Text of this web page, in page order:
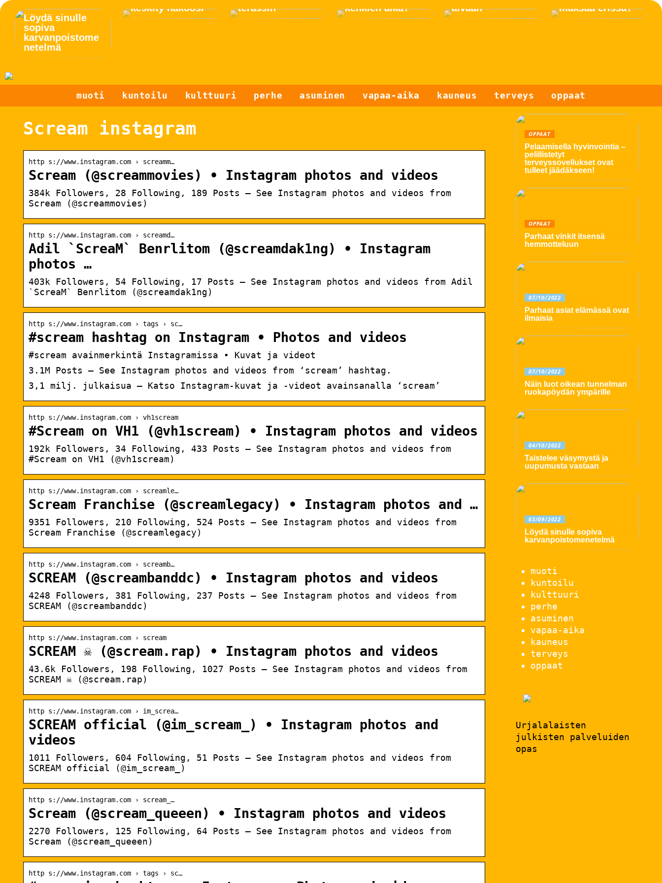
Löydä sinulle
sopiva
karvanpoistome
netelmä
keskity näköosi
terassin
kenkien aika?
äivään
maksaa erissä?
muoti kuntoilu kulttuuri perhe asuminen vapaa-aika kauneus terveys oppaat
Scream instagram
http s://www.instagram.com › screamm…
Scream (@screammovies) • Instagram photos and videos
384k Followers, 28 Following, 189 Posts – See Instagram photos and videos from
Scream (@screammovies)
http s://www.instagram.com › screamd…
Adil `ScreaM` Benrlitom (@screamdak1ng) • Instagram
photos …
403k Followers, 54 Following, 17 Posts – See Instagram photos and videos from Adil
`ScreaM` Benrlitom (@screamdak1ng)
http s://www.instagram.com › tags › sc…
#scream hashtag on Instagram • Photos and videos
#scream avainmerkintä Instagramissa • Kuvat ja videot
3.1M Posts – See Instagram photos and videos from ‘scream’ hashtag.
3,1 milj. julkaisua – Katso Instagram-kuvat ja -videot avainsanalla ‘scream’
http s://www.instagram.com › vh1scream
#Scream on VH1 (@vh1scream) • Instagram photos and videos
192k Followers, 34 Following, 433 Posts – See Instagram photos and videos from
#Scream on VH1 (@vh1scream)
http s://www.instagram.com › screamle…
Scream Franchise (@screamlegacy) • Instagram photos and …
9351 Followers, 210 Following, 524 Posts – See Instagram photos and videos from
Scream Franchise (@screamlegacy)
http s://www.instagram.com › screamb…
SCREAM (@screambanddc) • Instagram photos and videos
4248 Followers, 381 Following, 237 Posts – See Instagram photos and videos from
SCREAM (@screambanddc)
http s://www.instagram.com › scream
SCREAM ☠️ (@scream.rap) • Instagram photos and videos
43.6k Followers, 198 Following, 1027 Posts – See Instagram photos and videos from
SCREAM ☠️ (@scream.rap)
http s://www.instagram.com › im_screa…
SCREAM official (@im_scream_) • Instagram photos and
videos
1011 Followers, 604 Following, 51 Posts – See Instagram photos and videos from
SCREAM official (@im_scream_)
http s://www.instagram.com › scream_…
Scream (@scream_queeen) • Instagram photos and videos
2270 Followers, 125 Following, 64 Posts – See Instagram photos and videos from
Scream (@scream_queeen)
http s://www.instagram.com › tags › sc…
OPPAAT
Pelaamisella hyvinvointia –
pelillistetyt
terveyssovellukset ovat
tulleet jäädäkseen!
OPPAAT
Parhaat vinkit itsensä
hemmotteluun
07/10/2022
Parhaat asiat elämässä ovat
ilmaisia
07/10/2022
Näin luot oikean tunnelman
ruokapöydän ympärille
04/10/2022
Taistelee väsymystä ja
uupumusta vastaan
03/09/2022
Löydä sinulle sopiva
karvanpoistomenetelmä
muoti
kuntoilu
kulttuuri
perhe
asuminen
vapaa-aika
kauneus
terveys
oppaat
Urjalalaisten
julkisten palveluiden
opas